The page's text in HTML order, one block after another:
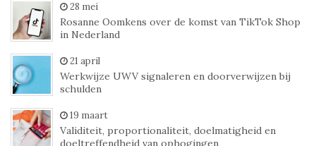
28 mei
Rosanne Oomkens over de komst van TikTok Shop
in Nederland
21 april
Werkwijze UWV signaleren en doorverwijzen bij
schulden
19 maart
Validiteit, proportionaliteit, doelmatigheid en
doeltreffendheid van ophogingen